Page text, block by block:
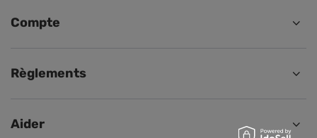
Compte
Règlements
Aider